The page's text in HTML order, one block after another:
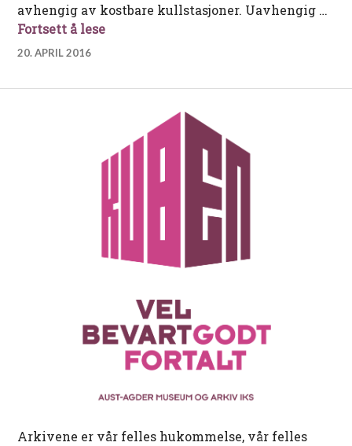
avhengig av kostbare kullstasjoner. Uavhengig …
Fortsett å lesePå vei mot Rio
20. APRIL 2016
Arkivene er vår felles hukommelse, vår felles